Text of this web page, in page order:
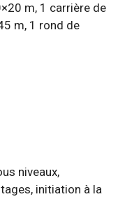
m, 1 carrière de
m, 1 rond de
niveaux,
initiation à la